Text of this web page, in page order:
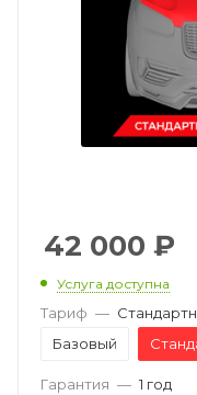
42 000 ₽
Услуга доступна
Тариф —
Базовый
Гарантия — 1 год